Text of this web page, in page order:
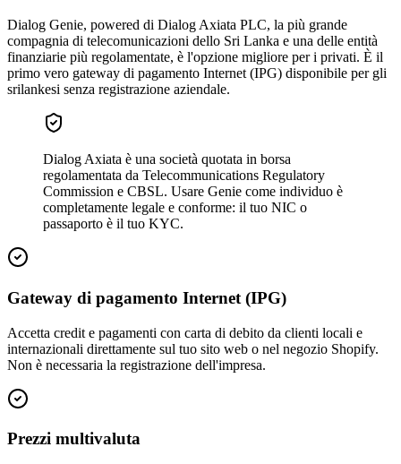
Dialog Genie, powered di Dialog Axiata PLC, la più grande
compagnia di telecomunicazioni dello Sri Lanka e una delle entità
finanziarie più regolamentate, è l'opzione migliore per i privati. È il
primo vero gateway di pagamento Internet (IPG) disponibile per gli
srilankesi senza registrazione aziendale.
Dialog Axiata è una società quotata in borsa
regolamentata da Telecommunications Regulatory
Commission e CBSL. Usare Genie come individuo è
completamente legale e conforme: il tuo NIC o
passaporto è il tuo KYC.
Gateway di pagamento Internet (IPG)
Accetta credit e pagamenti con carta di debito da clienti locali e
internazionali direttamente sul tuo sito web o nel negozio Shopify.
Non è necessaria la registrazione dell'impresa.
Prezzi multivaluta